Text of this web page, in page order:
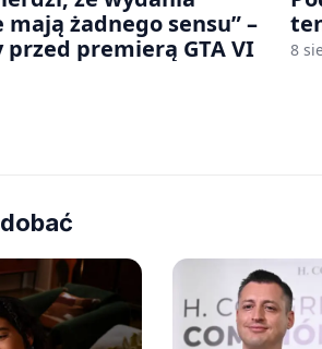
żadnego sensu” –
premierą GTA VI
8